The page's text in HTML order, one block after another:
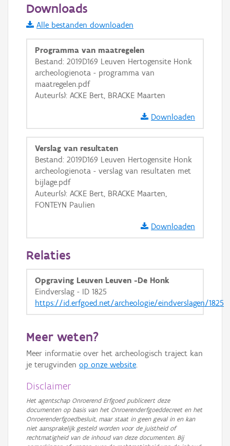
Informatie Vlaanderen
i
+ −
Basis Lagen
OSM-Basiskaart
Ortho
GRB-Basiskaart
GRB-Basiskaart in grijswaarden
Downloads
Alle bestanden downloaden
Programma van maatregelen
Bestand: 2019D169 Leuven Hertogensite Honk
archeologienota - programma van
maatregelen.pdf
Auteur(s): ACKE Bert, BRACKE Maarten
Downloaden
Verslag van resultaten
Bestand: 2019D169 Leuven Hertogensite Honk
archeologienota - verslag van resultaten met
bijlage.pdf
Auteur(s): ACKE Bert, BRACKE Maarten,
FONTEYN Paulien
Downloaden
Relaties
Opgraving Leuven Leuven -De Honk
Eindverslag - ID 1825
https://id.erfgoed.net/archeologie/eindverslagen/1825
Meer weten?
Meer informatie over het archeologisch traject kan
je terugvinden op onze website.
Disclaimer
Het agentschap Onroerend Erfgoed publiceert deze
documenten op basis van het Onroerenderfgoeddecreet en het
Onroerenderfgoedbesluit, maar staat in geen geval in en kan
niet aansprakelijk gesteld worden voor de juistheid of
rechtmatigheid van de inhoud van deze documenten. Bij